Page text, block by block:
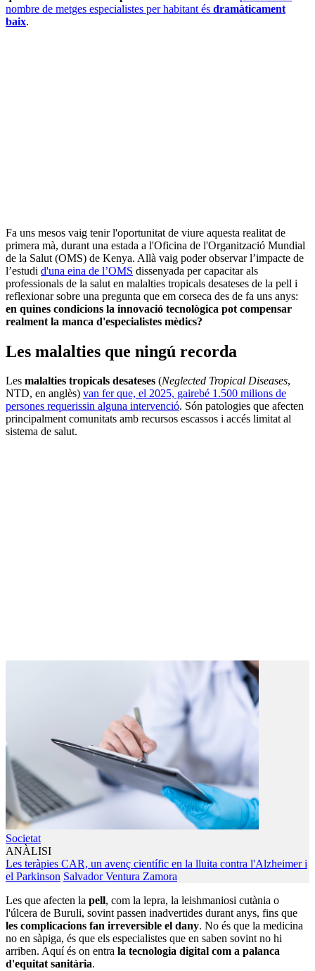
nombre de metges especialistes per habitant és dramàticament
baix.
Fa uns mesos vaig tenir l'oportunitat de viure aquesta realitat de
primera mà, durant una estada a l'Oficina de l'Organització Mundial
de la Salut (OMS) de Kenya. Allà vaig poder observar l’impacte de
l’estudi d'una eina de l’OMS dissenyada per capacitar als
professionals de la salut en malalties tropicals desateses de la pell i
reflexionar sobre una pregunta que em corseca des de fa uns anys:
en quines condicions la innovació tecnològica pot compensar
realment la manca d'especialistes mèdics?
Les malalties que ningú recorda
Les malalties tropicals desateses (Neglected Tropical Diseases,
NTD, en anglès) van fer que, el 2025, gairebé 1.500 milions de
persones requerissin alguna intervenció. Són patologies que afecten
principalment comunitats amb recursos escassos i accés limitat al
sistema de salut.
Societat
ANÀLISI
Les teràpies CAR, un avenç científic en la lluita contra l'Alzheimer i
el Parkinson Salvador Ventura Zamora
Les que afecten la pell, com la lepra, la leishmaniosi cutània o
l'úlcera de Buruli, sovint passen inadvertides durant anys, fins que
les complicacions fan irreversible el dany. No és que la medicina
no en sàpiga, és que els especialistes que en saben sovint no hi
arriben. Aquí és on entra la tecnologia digital com a palanca
d'equitat sanitària.